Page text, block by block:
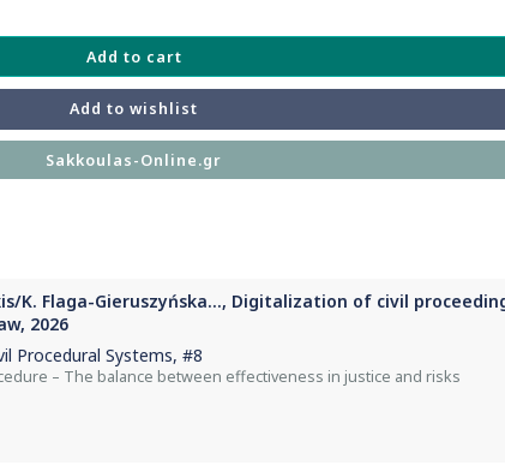
Add to cart
Add to wishlist
Sakkoulas-Online.gr
K. Flaga-Gieruszyńska..., Digitalization of civil
2026
Procedural Systems, #8
– The balance between effectiveness in justice and risks